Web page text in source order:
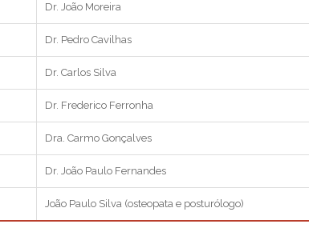
Dr. João Moreira
Dr. Pedro Cavilhas
Dr. Carlos Silva
Dr. Frederico Ferronha
Dra. Carmo Gonçalves
Dr. João Paulo Fernandes
João Paulo Silva (osteopata e posturólogo)